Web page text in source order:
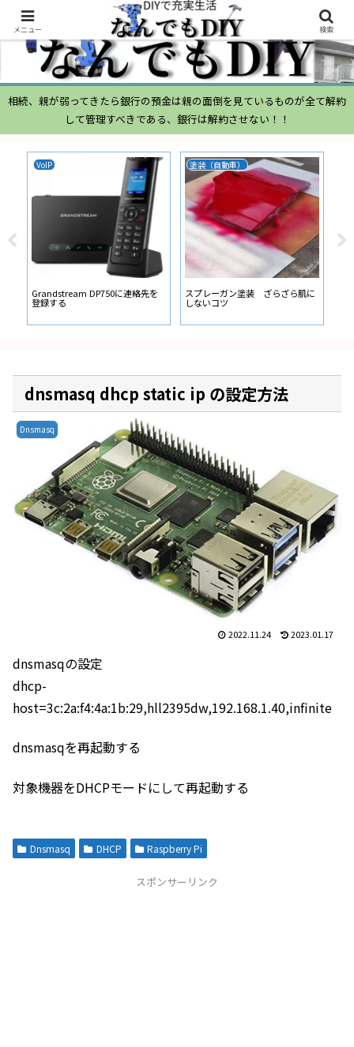
相続、親が弱ってきたら銀行の預金は親の面倒を見ているものが全て解約
して管理すべきである、銀行は解約させない！！
VoIP
Grandstream DP750に連絡先を
登録する
塗装（自動車）
スプレーガン塗装 ざらざら肌に
しないコツ
ム
dnsmasq dhcp static ip の設定方法
Dnsmasq
2022.11.24 2023.01.17
dnsmasqの設定
dhcp-
host=3c:2a:f4:4a:1b:29,hll2395dw,192.168.1.40,infinite
dnsmasqを再起動する
対象機器をDHCPモードにして再起動する
Dnsmasq DHCP Raspberry Pi
スポンサーリンク
メニュー 検索